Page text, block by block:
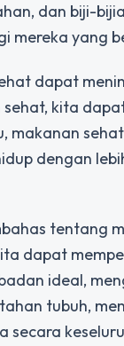
dan biji-
mereka yang
dapat
kita
makanan
dengan
tentang
dapat
ideal,
tubuh,
secara